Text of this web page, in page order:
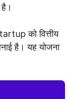
को वित्तीय
है। यह योजना